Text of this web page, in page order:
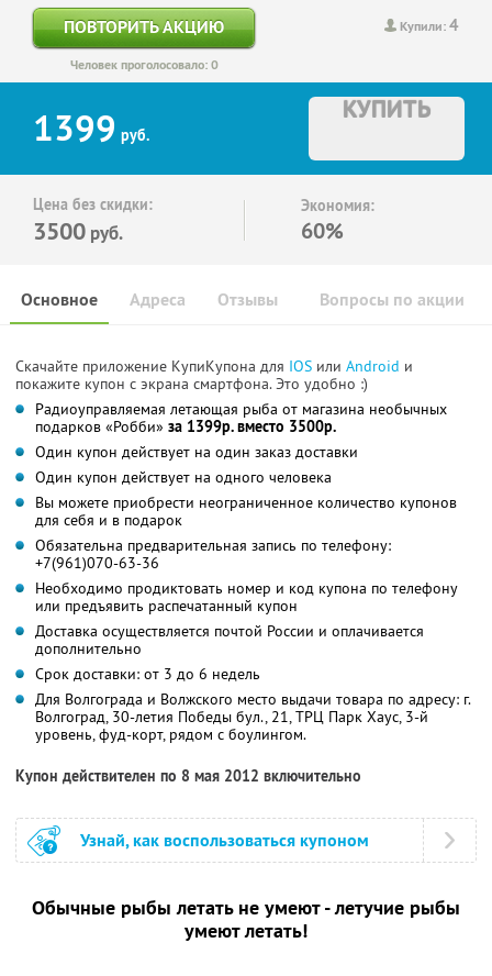
Купили:4
ПОВТОРИТЬ АКЦИЮ
Человек проголосовало: 0
1399 руб.
КУПИТЬ
Цена без скидки:
3500 руб.
Экономия:
60%
Основное Отзывы Вопросы по акции
Адреса
Скачайте приложение КупиКупона для IOS или Android и
покажите купон с экрана смартфона. Это удобно :)
Радиоуправляемая летающая рыба от магазина необычных
подарков «Робби» за 1399р. вместо 3500р.
Один купон действует на один заказ доставки
Один купон действует на одного человека
Вы можете приобрести неограниченное количество купонов
для себя и в подарок
Обязательна предварительная запись по телефону:
+7(961)070-63-36
Необходимо продиктовать номер и код купона по телефону
или предъявить распечатанный купон
Доставка осуществляется почтой России и оплачивается
дополнительно
Срок доставки: от 3 до 6 недель
Для Волгограда и Волжского место выдачи товара по адресу: г.
Волгоград, 30-летия Победы бул., 21, ТРЦ Парк Хаус, 3-й
уровень, фуд-корт, рядом с боулингом.
Купон действителен по 8 мая 2012 включительно
Узнай, как воспользоваться купоном
Обычные рыбы летать не умеют - летучие рыбы
умеют летать!